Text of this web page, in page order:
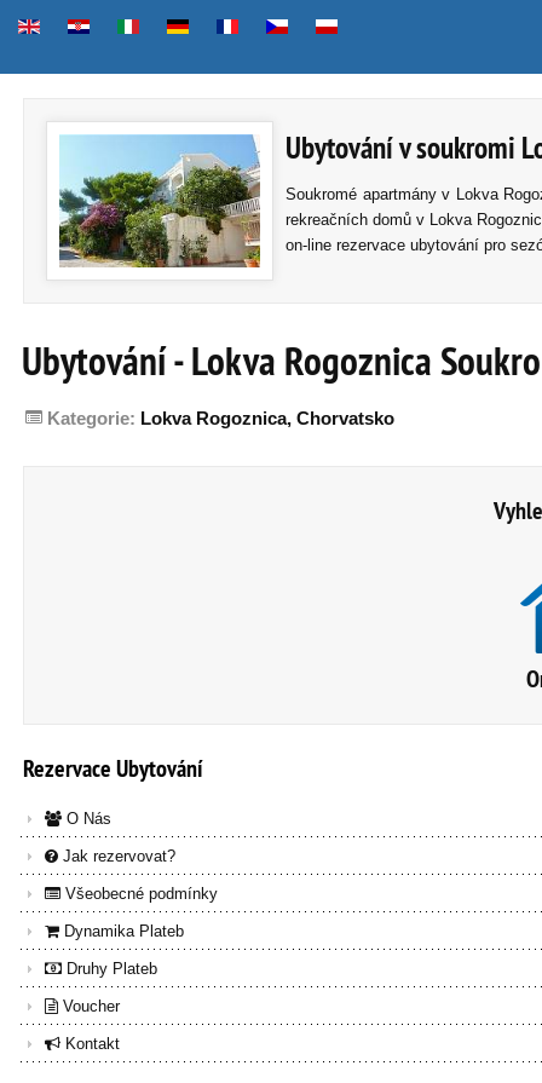
Ubytování v soukromi
Soukromé apartmány v Lokva
rekreačních domů v Lokva
on-line rezervace ubytování pro
Ubytování - Lokva Rogoznica
Kategorie: Lokva Rogoznica, Chorvatsko
RezervaceUbytování
O Nás
Jak rezervovat?
Všeobecné podmínky
Dynamika Plateb
Druhy Plateb
Voucher
Kontakt